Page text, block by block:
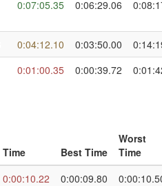
0:07:05.35 0:06:29.06
0:04:12.10 0:03:50.00
0:01:00.35 0:00:39.72
Time Best Time
Worst
Time
0:00:10.22 0:00:09.80